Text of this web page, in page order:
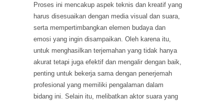
Proses ini mencakup aspek teknis dan kreatif yang
harus disesuaikan dengan media visual dan suara,
serta mempertimbangkan elemen budaya dan
emosi yang ingin disampaikan. Oleh karena itu,
untuk menghasilkan terjemahan yang tidak hanya
akurat tetapi juga efektif dan mengalir dengan baik,
penting untuk bekerja sama dengan penerjemah
profesional yang memiliki pengalaman dalam
bidang ini. Selain itu, melibatkan aktor suara yang